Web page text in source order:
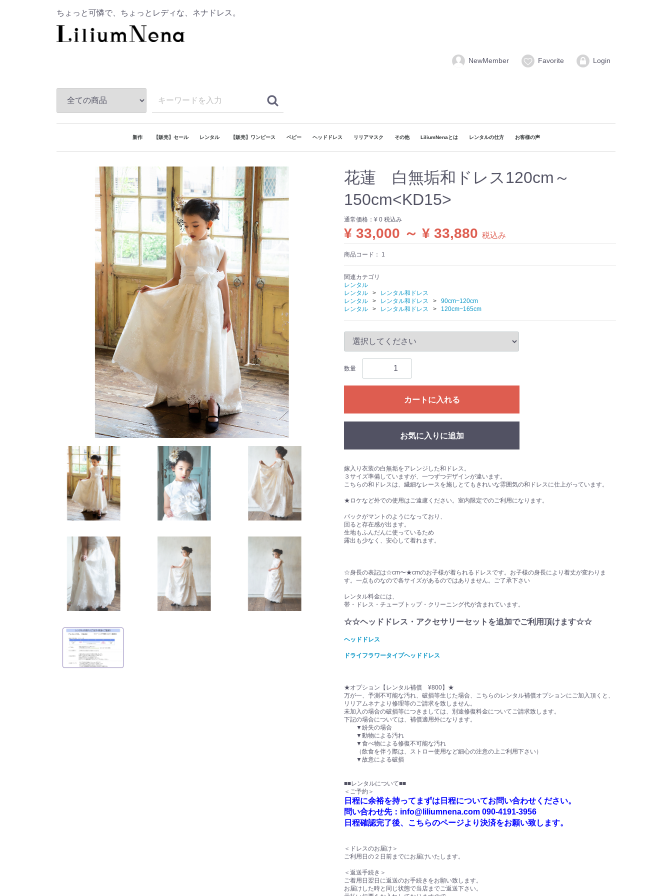
ちょっと可憐で、ちょっとレディな、ネナドレス。
NewMember Favorite Login
新作 【販売】セール レンタル 【販売】ワンピース ベビー ヘッドドレス リリアマスク その他 LiliumNenaとは レンタルの仕方 お客様の声
花蓮 白無垢和ドレス120cm～
150cm<KD15>
通常価格： ¥ 0 税込み
¥ 33,000 ～ ¥ 33,880 税込み
商品コード： 1
関連カテゴリ
レンタル
レンタル
レンタル和ドレス
レンタル
レンタル和ドレス
90cm~120cm
レンタル
レンタル和ドレス 120cm~165cm
数量
カートに入れる
お気に入りに追加
嫁入り衣装の白無垢をアレンジした和ドレス。
３サイズ準備していますが、一つずつデザインが違います。
こちらの和ドレスは、繊細なレースを施しとてもきれいな雰囲気の和ドレスに仕上がっています。
★ロケなど外での使用はご遠慮ください。室内限定でのご利用になります。
バックがマントのようになっており、
回ると存在感が出ます。
生地もふんだんに使っているため
露出も少なく、安心して着れます。
☆身長の表記は☆cm〜★cmのお子様が着られるドレスです。お子様の身長により着丈が変わりま
す。一点ものなので各サイズがあるのではありません。ご了承下さい
レンタル料金には、
帯・ドレス・チューブトップ・クリーニング代が含まれています。
☆☆ヘッドドレス・アクセサリーセットを追加でご利用頂けます☆☆
ヘッドドレス
ドライフラワータイプヘッドドレス
★オプション【レンタル補償 ¥800】★
万が一、予測不可能な汚れ、破損等生じた場合、こちらのレンタル補償オプションにご加入頂くと、
リリアムネナより修理等のご請求を致しません。
未加入の場合の破損等につきましては、別途修復料金についてご請求致します。
下記の場合については、補償適用外になります。
▼紛失の場合
▼動物による汚れ
▼食べ物による修復不可能な汚れ
（飲食を伴う際は、ストロー使用など細心の注意の上ご利用下さい）
▼故意による破損
■■レンタルについて■■
＜ご予約＞
日程に余裕を持ってまずは日程についてお問い合わせください。
問い合わせ先：info@liliumnena.com 090-4191-3956
日程確認完了後、こちらのページより決済をお願い致します。
＜ドレスのお届け＞
ご利用日の２日前までにお届けいたします。
＜返送手続き＞
ご着用日翌日に返送のお手続きをお願い致します。
お届けした時と同じ状態で当店までご返送下さい。